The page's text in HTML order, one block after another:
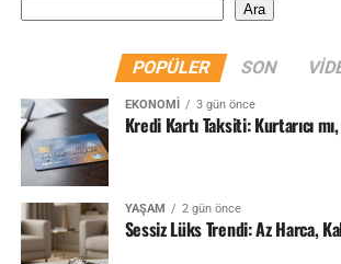
Ara
POPÜLER SON
EKONOMI 3 gün önce
Kredi Kartı Taksiti: Kurtarıcı
YAŞAM 2 gün önce
Sessiz Lüks Trendi: Az Harca,